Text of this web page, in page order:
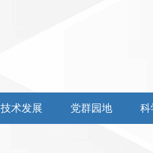
技术发展 党群园地 科